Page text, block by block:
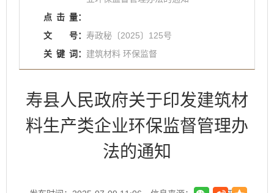
点 击 量：
文
号： 寿政秘〔2025〕125号
关 键 词： 建筑材料 环保监督
寿县人民政府关于印发建筑材
料生产类企业环保监督管理办
法的通知